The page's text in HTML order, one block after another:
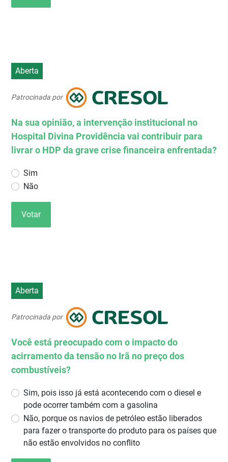
Aberta
Patrocinada por
Na sua opinião, a intervenção institucional no
Hospital Divina Providência vai contribuir para
livrar o HDP da grave crise financeira enfrentada?
Sim
Não
Votar
Aberta
Patrocinada por
Você está preocupado com o impacto do
acirramento da tensão no Irã no preço dos
combustíveis?
Sim, pois isso já está acontecendo com o diesel e
pode ocorrer também com a gasolina
Não, porque os navios de petróleo estão liberados
para fazer o transporte do produto para os países que
não estão envolvidos no conflito